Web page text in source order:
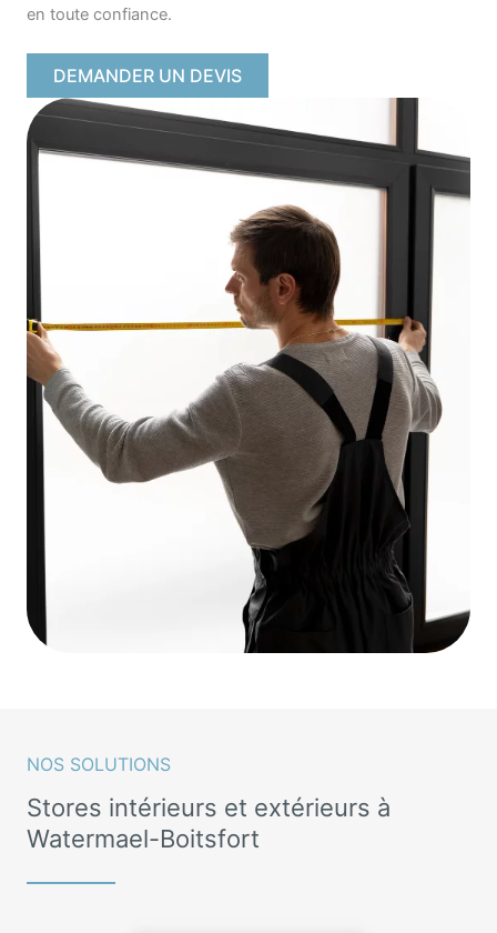
en toute confiance.
DEMANDER UN DEVIS
NOS SOLUTIONS
Stores intérieurs et extérieurs à
Watermael-Boitsfort